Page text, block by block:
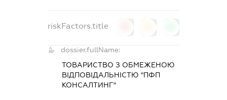
riskFactors.title
dossier.fullName:
ТОВАРИСТВО З ОБМЕЖЕНОЮ
ВІДПОВІДАЛЬНІСТЮ "ПФП
КОНСАЛТИНГ"